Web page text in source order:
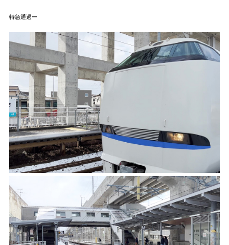
特急通過ー